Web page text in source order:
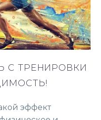
С ТРЕНИРОВКИ
эффект